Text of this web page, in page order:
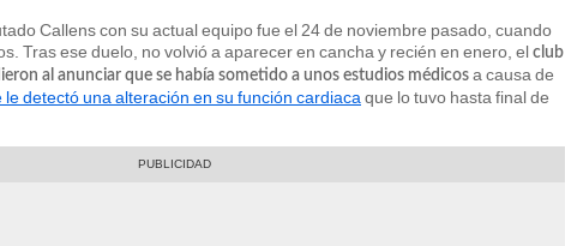
Callens con su actual equipo fue el 24 de noviembre pasado, cuando
Tras ese duelo, no volvió a aparecer en cancha y recién en enero, el club
al anunciar que se había sometido a unos estudios médicos a causa de
le detectó una alteración en su función cardiacaque lo tuvo hasta final de